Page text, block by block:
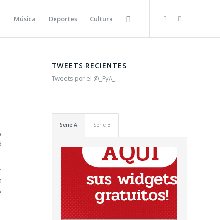
Música Deportes Cultura
TWEETS RECIENTES
Tweets por el @_FyA_.
Serie A Serie B